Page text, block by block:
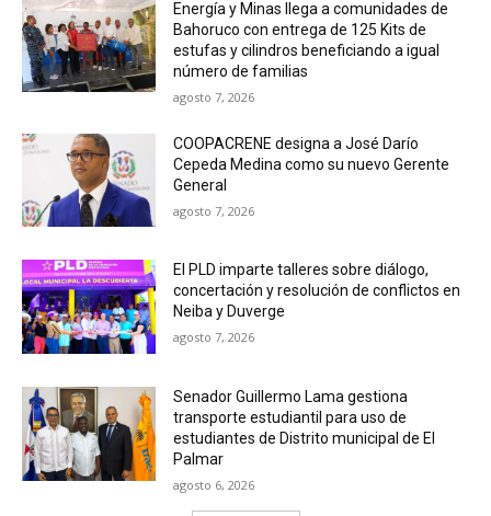
Energía y Minas llega a comunidades de
Bahoruco con entrega de 125 Kits de
estufas y cilindros beneficiando a igual
número de familias
agosto 7, 2026
COOPACRENE designa a José Darío
Cepeda Medina como su nuevo Gerente
General
agosto 7, 2026
El PLD imparte talleres sobre diálogo,
concertación y resolución de conflictos en
Neiba y Duverge
agosto 7, 2026
Senador Guillermo Lama gestiona
transporte estudiantil para uso de
estudiantes de Distrito municipal de El
Palmar
agosto 6, 2026